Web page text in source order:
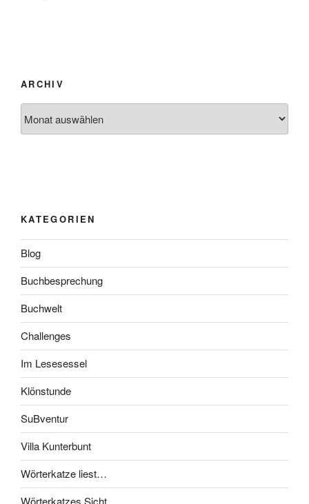
ARCHIV
KATEGORIEN
Blog
Buchbesprechung
Buchwelt
Challenges
Im Lesesessel
Klönstunde
SuBventur
Villa Kunterbunt
Wörterkatze liest…
Wörterkatzes Sicht